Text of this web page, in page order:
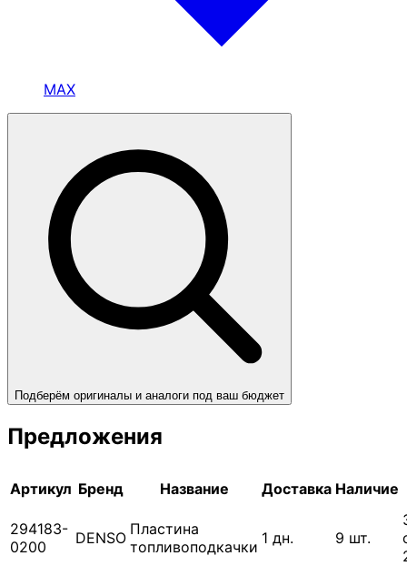
MAX
Подберём оригиналы и аналоги под ваш бюджет
Предложения
Артикул Бренд Название Доставка Наличие
294183-
0200
DENSO Пластина
топливоподкачки 1 дн. 9 шт.